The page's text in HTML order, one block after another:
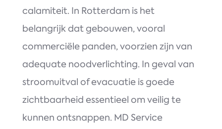
calamiteit. In Rotterdam is het
belangrijk dat gebouwen, vooral
commerciële panden, voorzien zijn van
adequate noodverlichting. In geval van
stroomuitval of evacuatie is goede
zichtbaarheid essentieel om veilig te
kunnen ontsnappen. MD Service